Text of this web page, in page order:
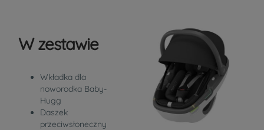
W zestawie
Wkładka dla
noworodka Baby-
Hugg
Daszek
przeciwsłoneczny